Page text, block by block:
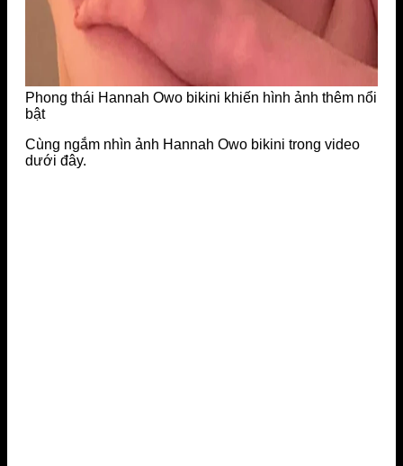
Phong thái Hannah Owo bikini khiến hình ảnh thêm nổi
bật
Cùng ngắm nhìn ảnh Hannah Owo bikini trong video
dưới đây.